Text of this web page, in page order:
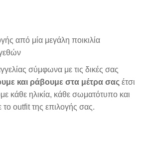
από μία μεγάλη ποικιλία
σύμφωνα με τις δικές σας
και ράβουμε στα μέτρα σας έτσι
κάθε ηλικία, κάθε σωματότυπο και
outfit της επιλογής σας.